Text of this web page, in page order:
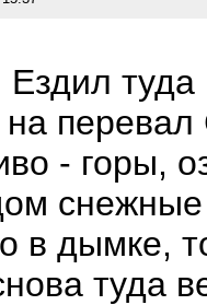
Ездил
на
- горы,
в дымке,
туда